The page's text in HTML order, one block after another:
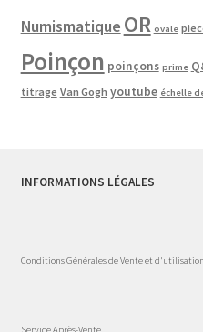
Numismatique OR ovale
Poinçon poinçons prime
titrage Van Gogh youtube échelle
INFORMATIONS LÉGALES
Conditions Générales de Vente et d'utilisation
Service Après-Vente